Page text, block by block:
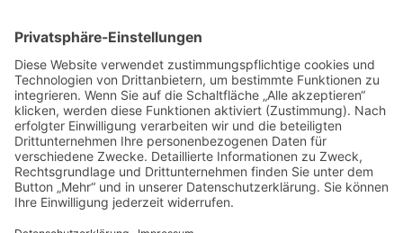
Wir nehmen am
Förderprogramm teil.